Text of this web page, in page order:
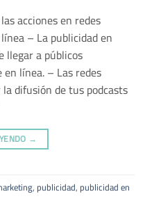
acciones en redes
– La publicidad en
llegar a públicos
línea. – Las redes
difusión de tus podcasts
→
, publicidad, publicidad en